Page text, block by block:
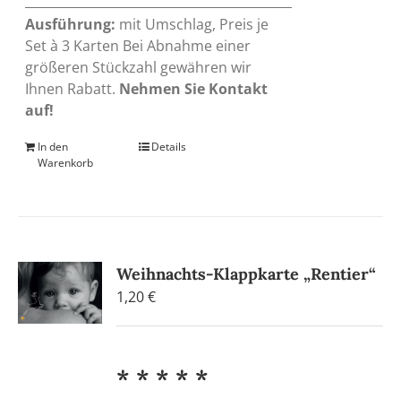
Ausführung: mit Umschlag, Preis je
Set à 3 Karten Bei Abnahme einer
größeren Stückzahl gewähren wir
Ihnen Rabatt. Nehmen Sie Kontakt
auf!
In den
Warenkorb
Details
Weihnachts-Klappkarte „Rentier“
1,20€
* * * * *